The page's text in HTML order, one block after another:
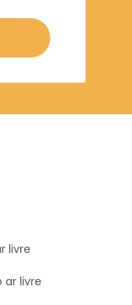
livre
ar livre